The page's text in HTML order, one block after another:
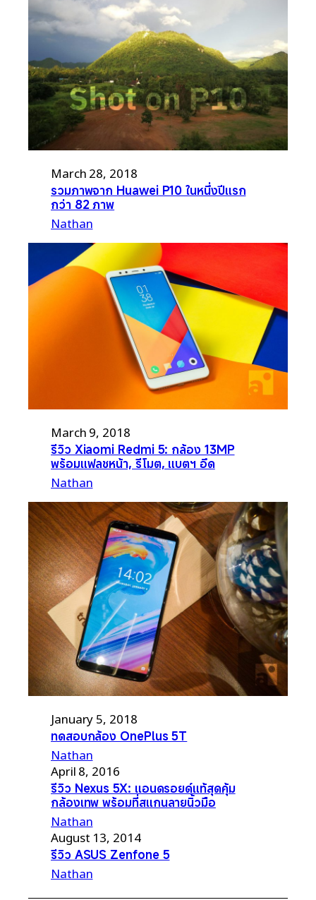
March 28, 2018
รวมภาพจาก Huawei P10 ในหนึ่งปีแรก
กว่า 82 ภาพ
Nathan
March 9, 2018
รีวิว Xiaomi Redmi 5: กล้อง 13MP
พร้อมแฟลชหน้า, รีโมต, แบตฯ อึด
Nathan
January 5, 2018
ทดสอบกล้อง OnePlus 5T
Nathan
April 8, 2016
รีวิว Nexus 5X: แอนดรอยด์แท้สุดคุ้ม
กล้องเทพ พร้อมที่สแกนลายนิ้วมือ
Nathan
August 13, 2014
รีวิว ASUS Zenfone 5
Nathan